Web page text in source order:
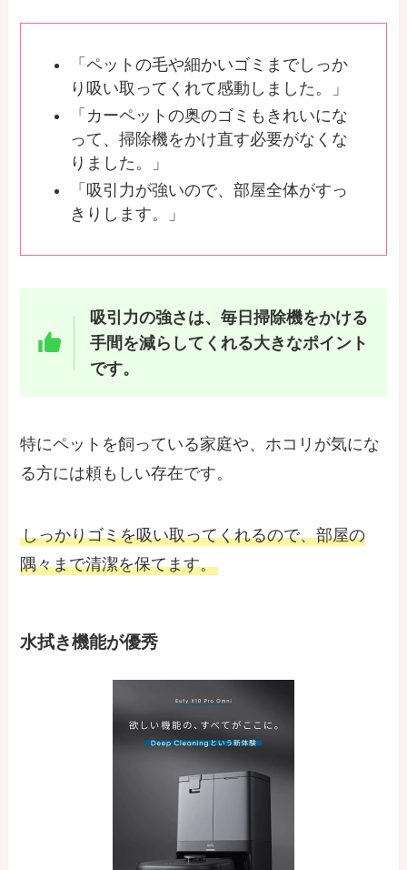
「ペットの毛や細かいゴミまでしっか
り吸い取ってくれて感動しました。」
「カーペットの奥のゴミもきれいにな
って、掃除機をかけ直す必要がなくな
りました。」
「吸引力が強いので、部屋全体がすっ
きりします。」
吸引力の強さは、毎日掃除機をかける
手間を減らしてくれる大きなポイント
です。
特にペットを飼っている家庭や、ホコリが気にな
る方には頼もしい存在です。
しっかりゴミを吸い取ってくれるので、部屋の
隅々まで清潔を保てます。
水拭き機能が優秀